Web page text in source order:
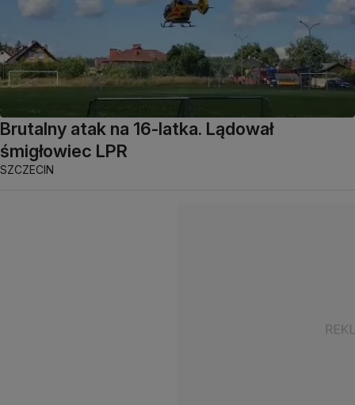
Brutalny atak na 16-latka. Lądował
śmigłowiec LPR
SZCZECIN